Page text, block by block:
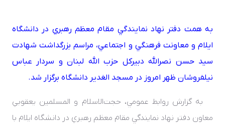
به همت دفتر نهاد نمايندگي مقام معظم رهبري در دانشگاه
ايلام و معاونت فرهنگي و اجتماعي، مراسم بزرگداشت شهادت
سيد حسن نصرالله دبيرکل حزب‌ الله لبنان و سردار عباس
نيلفروشان ظهر امروز در مسجد الغدير دانشگاه برگزار شد.
به گزارش روابط عمومي، حجت‌‌‌الاسلام و المسلمين يعقوبي
معاون دفتر نهاد نمايندگي مقام معظم رهبري در دانشگاه ايلام با